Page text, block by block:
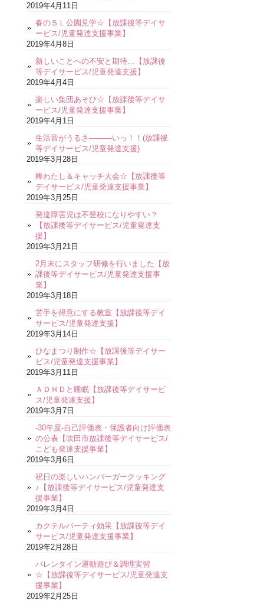
2019年4月11日
春のＳＬ公園見学☆【放課後等デイサ
ービス/児童発達支援事業】
2019年4月8日
新しいことへの不安と期待…【放課後
等デイサービス/児童発達支援】
2019年4月4日
楽しい集団あそび☆【放課後等デイサ
ービス/児童発達支援事業】
2019年4月1日
生活音がうるさ―――いっ！！(放課後
等デイサービス/児童発達支援)
2019年3月28日
棒わたし＆キャッチ大会☆【放課後等
デイサービス/児童発達支援事業】
2019年3月25日
発達障害児は不登校になりやすい？
【放課後等デイサービス/児童発達支
援】
2019年3月21日
2月末にスタッフ研修を行いました【放
課後等デイサービス/児童発達支援事
業】
2019年3月18日
苦手を得意にする教室【放課後等デイ
サービス/児童発達支援】
2019年3月14日
ひなまつり制作☆【放課後等デイサー
ビス/児童発達支援事業】
2019年3月11日
ＡＤＨＤと睡眠【放課後等デイサービ
ス/児童発達支援】
2019年3月7日
-30年度-自己評価表・保護者向け評価表
の公表【吹田市放課後等デイサービス/
こども発達支援事業】
2019年3月6日
祝日の楽しいハンバーガークッキング
♪【放課後等デイサービス/児童発達支
援事業】
2019年3月4日
カクテルパーティ効果【放課後等デイ
サービス/児童発達支援事業】
2019年2月28日
バレンタイン運動遊び＆調理実習
☆【放課後等デイサービス/児童発達支
援事業】
2019年2月25日